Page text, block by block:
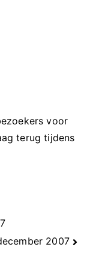
voor
terug tijdens
2007